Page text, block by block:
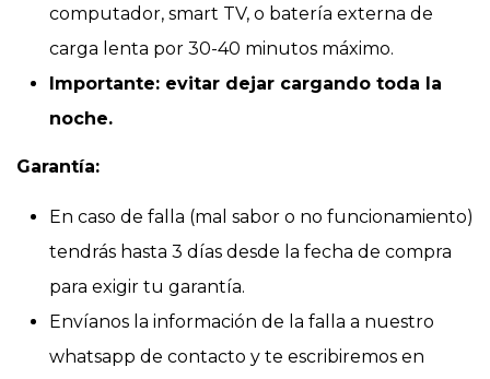
computador, smart TV, o batería externa de
carga lenta por 30-40 minutos máximo.
Importante: evitar dejar cargando toda la
noche.
Garantía:
En caso de falla (mal sabor o no funcionamiento)
tendrás hasta 3 días desde la fecha de compra
para exigir tu garantía.
Envíanos la información de la falla a nuestro
whatsapp de contacto y te escribiremos en